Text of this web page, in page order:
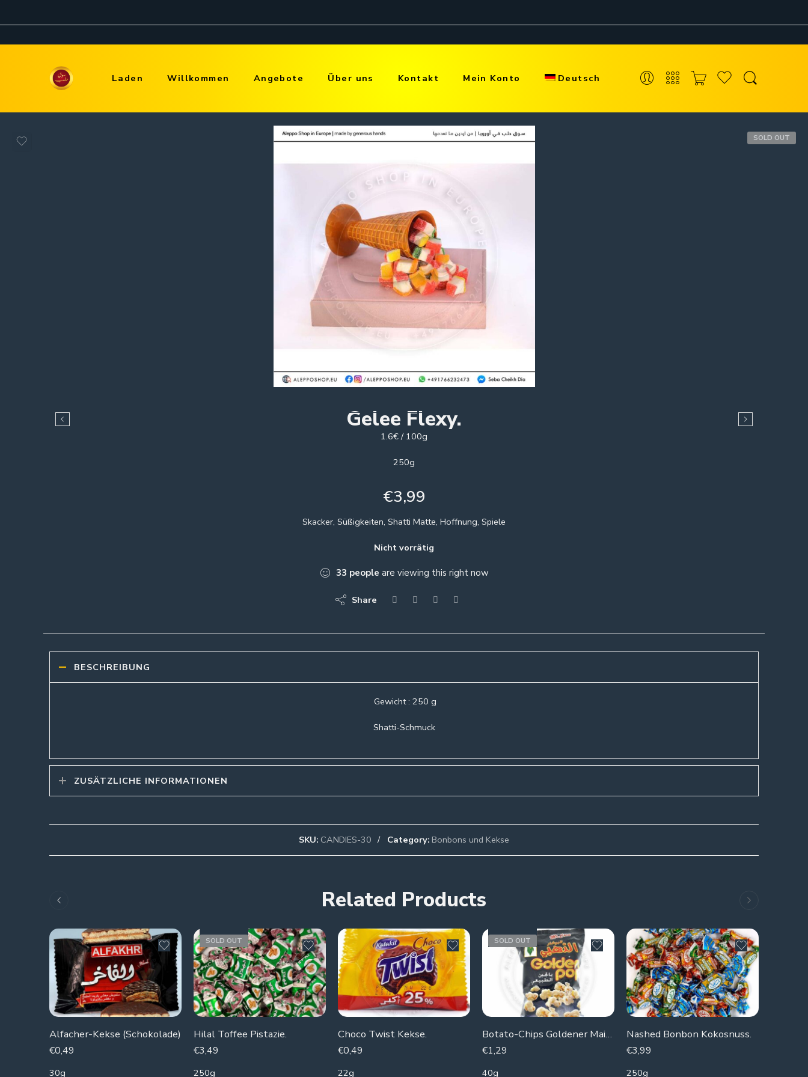
Laden Willkommen Angebote Über uns Kontakt Mein Konto Deutsch
SOLD OUT
Gelee Flexy.
1.6€ / 100g
250g
€3,99
Skacker, Süßigkeiten, Shatti Matte, Hoffnung, Spiele
Nicht vorrätig
33 people are viewing this right now
Share
BESCHREIBUNG
Gewicht : 250 g
Shatti-Schmuck
ZUSÄTZLICHE INFORMATIONEN
SKU: CANDIES-30 Category: Bonbons und Kekse
Related Products
Alfacher-Kekse (Schokolade)
€0,49
30g
SOLD OUT
Hilal Toffee Pistazie.
€3,49
250g
Choco Twist Kekse.
€0,49
22g
SOLD OUT
Botato-Chips Goldener Mais Mr.Corn (Naturkäse)
€1,29
40g
Nashed Bonbon Kokosnuss.
€3,99
250g